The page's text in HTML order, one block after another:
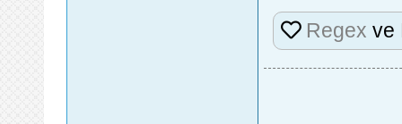
Regex ve